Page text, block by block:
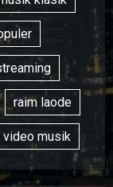
raim laode
video musik